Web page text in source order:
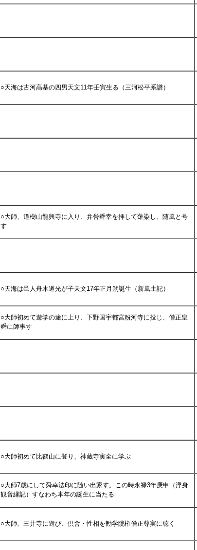
○天海は古河高基の四男天文11年壬寅生る（三河松平系譜）
○大師、道樹山龍興寺に入り、弁誉舜幸を拝して薙染し、随風と号
す
○天海は邑人舟木道光が子天文17年正月朔誕生（新風土記）
○大師初めて遊学の途に上り、下野国宇都宮粉河寺に投じ、僧正皇
舜に師事す
○大師初めて比叡山に登り、神蔵寺実全に学ぶ
○大師7歳にして舜幸法印に随い出家す。この時永禄3年庚申（浮身
観音縁記）すなわち本年の誕生に当たる
○大師、三井寺に遊び、倶舎・性相を勧学院権僧正尊実に聴く